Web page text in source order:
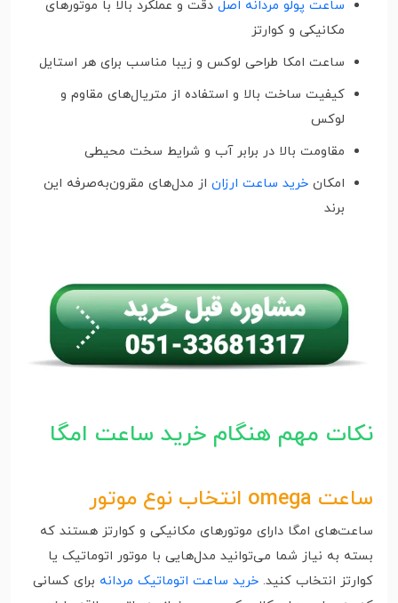
ساعت پولو مردانه اصل دقت و عملکرد بالا با موتورهای
مکانیکی و کوارتز
ساعت امکا طراحی لوکس و زیبا مناسب برای هر استایل
کیفیت ساخت بالا و استفاده از متریال‌های مقاوم و
لوکس
مقاومت بالا در برابر آب و شرایط سخت محیطی
امکان خرید ساعت ارزان از مدل‌های مقرون‌به‌صرفه این
برند
نکات مهم هنگام خرید ساعت امگا
ساعت omega انتخاب نوع موتور
ساعت‌های امگا دارای موتورهای مکانیکی و کوارتز هستند که
بسته به نیاز شما می‌توانید مدل‌هایی با موتور اتوماتیک یا
کوارتز انتخاب کنید. خرید ساعت اتوماتیک مردانه برای کسانی